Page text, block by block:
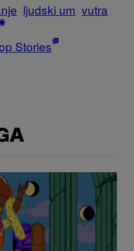
ljudski um vutra
Stories